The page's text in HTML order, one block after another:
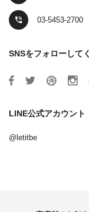
03-5453-2700
SNSをフォローして
LINE公式アカウント
@letitbe